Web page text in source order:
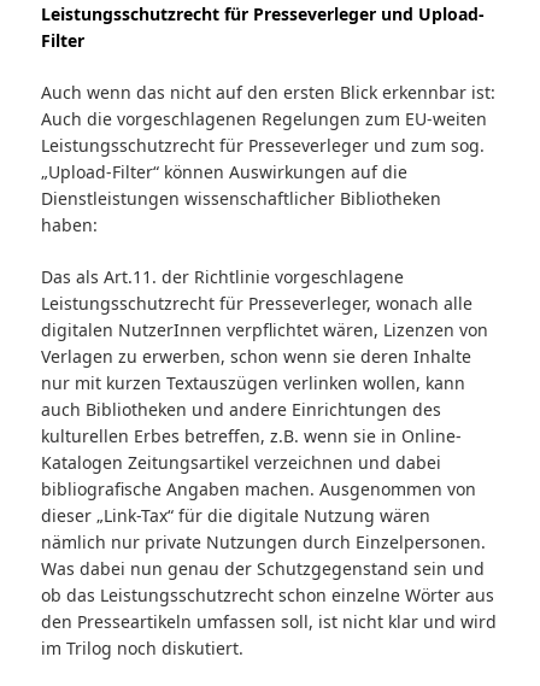
Leistungsschutzrecht für Presseverleger und Upload-
Filter
Auch wenn das nicht auf den ersten Blick erkennbar ist:
Auch die vorgeschlagenen Regelungen zum EU-weiten
Leistungsschutzrecht für Presseverleger und zum sog.
„Upload-Filter“ können Auswirkungen auf die
Dienstleistungen wissenschaftlicher Bibliotheken
haben:
Das als Art.11. der Richtlinie vorgeschlagene
Leistungsschutzrecht für Presseverleger, wonach alle
digitalen NutzerInnen verpflichtet wären, Lizenzen von
Verlagen zu erwerben, schon wenn sie deren Inhalte
nur mit kurzen Textauszügen verlinken wollen, kann
auch Bibliotheken und andere Einrichtungen des
kulturellen Erbes betreffen, z.B. wenn sie in Online-
Katalogen Zeitungsartikel verzeichnen und dabei
bibliografische Angaben machen. Ausgenommen von
dieser „Link-Tax“ für die digitale Nutzung wären
nämlich nur private Nutzungen durch Einzelpersonen.
Was dabei nun genau der Schutzgegenstand sein und
ob das Leistungsschutzrecht schon einzelne Wörter aus
den Presseartikeln umfassen soll, ist nicht klar und wird
im Trilog noch diskutiert.